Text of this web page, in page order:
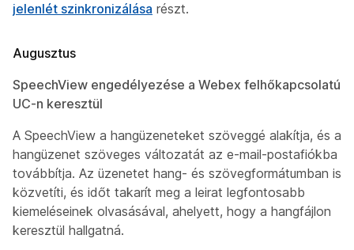
jelenlét szinkronizálása részt.
Augusztus
SpeechView engedélyezése a Webex felhőkapcsolatú
UC-n keresztül
A SpeechView a hangüzeneteket szöveggé alakítja, és a
hangüzenet szöveges változatát az e-mail-postafiókba
továbbítja. Az üzenetet hang- és szövegformátumban is
közvetíti, és időt takarít meg a leirat legfontosabb
kiemeléseinek olvasásával, ahelyett, hogy a hangfájlon
keresztül hallgatná.